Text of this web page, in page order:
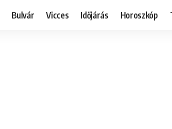
Bulvár Vicces Időjárás Horoszkóp